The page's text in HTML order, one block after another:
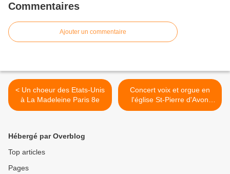
Commentaires
Ajouter un commentaire
< Un choeur des Etats-Unis
à La Madeleine Paris 8e
Concert voix et orgue en
l'église St-Pierre d'Avon
(77) >
Hébergé par Overblog
Top articles
Pages